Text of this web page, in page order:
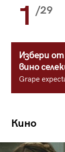
1 /29
Избери
вино
Grape
Кино